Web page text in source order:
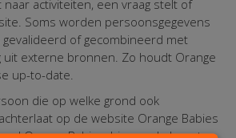
activiteiten, een vraag stelt of
Soms worden persoonsgegevens
of gecombineerd met
uit externe bronnen. Zo houdt Orange
up-to-date.
die op welke grond ook
op de website Orange Babies